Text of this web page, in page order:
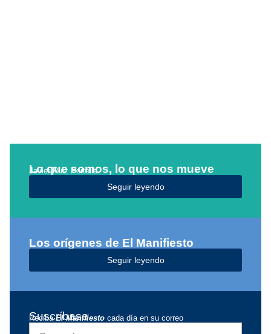
Lo que somos, lo que nos mueve
Javier Ruiz Portella
Seguir leyendo
Los orígenes de El Manifiesto
Seguir leyendo
Suscríbase
RecibaEl Manifiesto cada día en su correo